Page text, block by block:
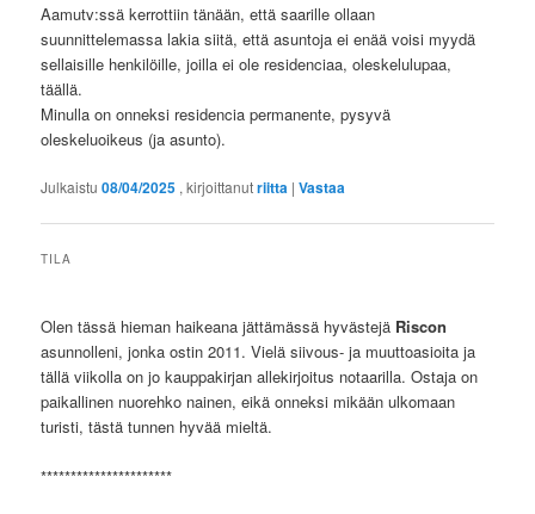
Aamutv:ssä kerrottiin tänään, että saarille ollaan
suunnittelemassa lakia siitä, että asuntoja ei enää voisi myydä
sellaisille henkilöille, joilla ei ole residenciaa, oleskelulupaa,
täällä.
Minulla on onneksi residencia permanente, pysyvä
oleskeluoikeus (ja asunto).
Julkaistu08/04/2025 , kirjoittanutriitta |Vastaa
TILA
Olen tässä hieman haikeana jättämässä hyvästejä Riscon
asunnolleni, jonka ostin 2011. Vielä siivous- ja muuttoasioita ja
tällä viikolla on jo kauppakirjan allekirjoitus notaarilla. Ostaja on
paikallinen nuorehko nainen, eikä onneksi mikään ulkomaan
turisti, tästä tunnen hyvää mieltä.
**********************